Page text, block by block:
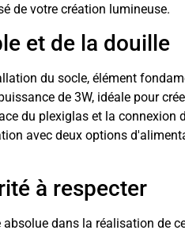
de votre création lumineuse.
et de la douille
du socle, élément
de 3W, idéale pour
du plexiglas et la connexion
avec deux options
à respecter
absolue dans la réalisation de